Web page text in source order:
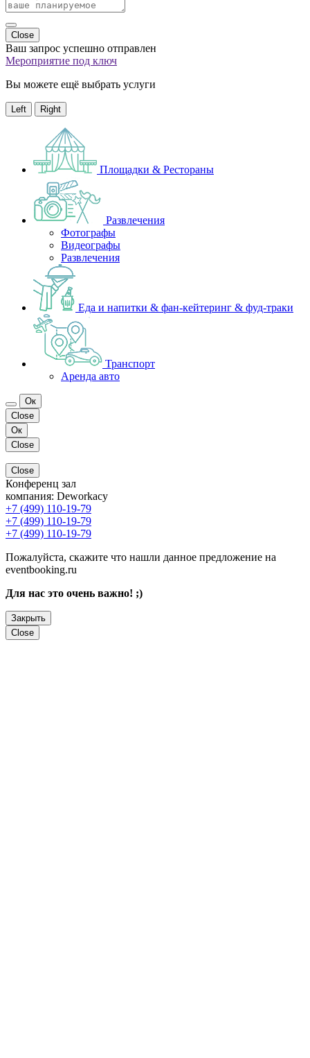
Close
Ваш запрос успешно отправлен
Мероприятие под ключ
Вы можете ещё выбрать услуги
Left Right
Площадки & Рестораны
Развлечения
Фотографы
Видеографы
Развлечения
Еда и напитки & фан-кейтеринг & фуд-траки
Транспорт
Аренда авто
Ок
Close
Ок
Close
Close
Конференц зал
компания: Deworkacy
+7 (499) 110-19-79
+7 (499) 110-19-79
+7 (499) 110-19-79
Пожалуйста, скажите что нашли данное предложение на
eventbooking.ru
Для нас это очень важно! ;)
Закрыть
Close